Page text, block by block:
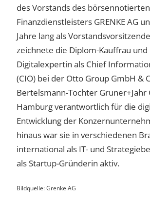
des Vorstands des börsennotierten
Finanzdienstleisters GRENKE AG
Jahre lang als
zeichnete die Diplom-Kauffrau und
Digitalexpertin als Chief
(CIO) bei der Otto Group GmbH &
Bertelsmann-Tochter Gruner+Jahr
Hamburg verantwortlich für die
Entwicklung der
hinaus war sie in verschiedenen
international als IT- und
als Startup-Gründerin aktiv.
Bildquelle: Grenke AG